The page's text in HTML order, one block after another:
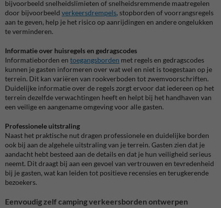
bijvoorbeeld snelheidslimieten of snelheidsremmende maatregelen
door bijvoorbeeld verkeersdrempels, stopborden of voorrangsregels
aan te geven, help je het risico op aanrijdingen en andere ongelukken
te verminderen.
Informatie over huisregels en gedragscodes
Informatieborden en toegangsborden met regels en gedragscodes
kunnen je gasten informeren over wat wel en niet is toegestaan op je
terrein. Dit kan variëren van rookverboden tot zwemvoorschriften.
Duidelijke informatie over de regels zorgt ervoor dat iedereen op het
terrein dezelfde verwachtingen heeft en helpt bij het handhaven van
een veilige en aangename omgeving voor alle gasten.
Professionele uitstraling
Naast het praktische nut dragen professionele en duidelijke borden
ook bij aan de algehele uitstraling van je terrein. Gasten zien dat je
aandacht hebt besteed aan de details en dat je hun veiligheid serieus
neemt. Dit draagt bij aan een gevoel van vertrouwen en tevredenheid
bij je gasten, wat kan leiden tot positieve recensies en terugkerende
bezoekers.
Eenvoudig zelf camping verkeersborden ontwerpen